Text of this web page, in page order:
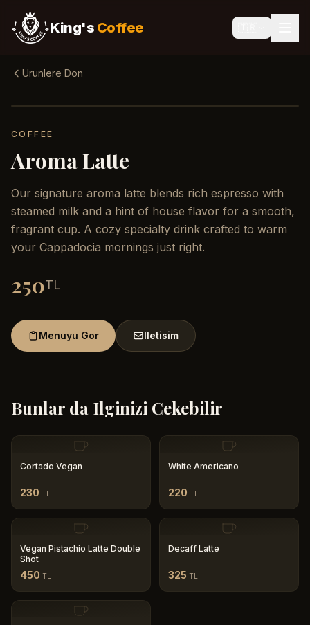
King's Coffee
Urunlere Don
COFFEE
Aroma Latte
Our signature aroma latte blends rich espresso with
steamed milk and a hint of house flavor for a smooth,
fragrant cup. A cozy specialty drink crafted to warm
your Cappadocia mornings just right.
250TL
Menuyu Gor Iletisim
Bunlar da Ilginizi Cekebilir
Cortado Vegan
230 TL
White Americano
220 TL
Vegan Pistachio Latte Double
Shot
450 TL
Decaff Latte
325 TL